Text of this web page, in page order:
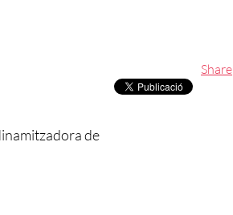
Share
de